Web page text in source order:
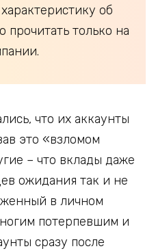
об
только на
что их аккаунты
это «взломом
– что вклады даже
ожидания так и не
в личном
потерпевшим и
сразу после